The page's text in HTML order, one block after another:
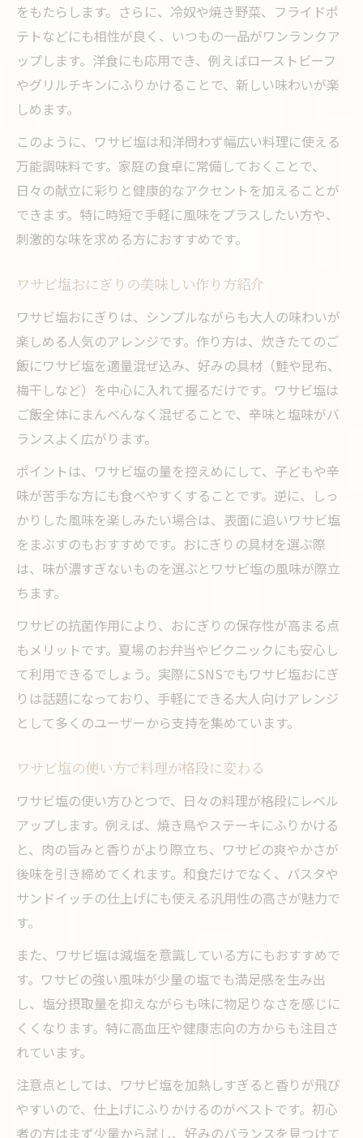
をもたらします。さらに、冷奴や焼き野菜、フライドポ
テトなどにも相性が良く、いつもの一品がワンランクア
ップします。洋食にも応用でき、例えばローストビーフ
やグリルチキンにふりかけることで、新しい味わいが楽
しめます。
このように、ワサビ塩は和洋問わず幅広い料理に使える
万能調味料です。家庭の食卓に常備しておくことで、
日々の献立に彩りと健康的なアクセントを加えることが
できます。特に時短で手軽に風味をプラスしたい方や、
刺激的な味を求める方におすすめです。
ワサビ塩おにぎりの美味しい作り方紹介
ワサビ塩おにぎりは、シンプルながらも大人の味わいが
楽しめる人気のアレンジです。作り方は、炊きたてのご
飯にワサビ塩を適量混ぜ込み、好みの具材（鮭や昆布、
梅干しなど）を中心に入れて握るだけです。ワサビ塩は
ご飯全体にまんべんなく混ぜることで、辛味と塩味がバ
ランスよく広がります。
ポイントは、ワサビ塩の量を控えめにして、子どもや辛
味が苦手な方にも食べやすくすることです。逆に、しっ
かりした風味を楽しみたい場合は、表面に追いワサビ塩
をまぶすのもおすすめです。おにぎりの具材を選ぶ際
は、味が濃すぎないものを選ぶとワサビ塩の風味が際立
ちます。
ワサビの抗菌作用により、おにぎりの保存性が高まる点
もメリットです。夏場のお弁当やピクニックにも安心し
て利用できるでしょう。実際にSNSでもワサビ塩おにぎ
りは話題になっており、手軽にできる大人向けアレンジ
として多くのユーザーから支持を集めています。
ワサビ塩の使い方で料理が格段に変わる
ワサビ塩の使い方ひとつで、日々の料理が格段にレベル
アップします。例えば、焼き鳥やステーキにふりかける
と、肉の旨みと香りがより際立ち、ワサビの爽やかさが
後味を引き締めてくれます。和食だけでなく、パスタや
サンドイッチの仕上げにも使える汎用性の高さが魅力で
す。
また、ワサビ塩は減塩を意識している方にもおすすめで
す。ワサビの強い風味が少量の塩でも満足感を生み出
し、塩分摂取量を抑えながらも味に物足りなさを感じに
くくなります。特に高血圧や健康志向の方からも注目さ
れています。
注意点としては、ワサビ塩を加熱しすぎると香りが飛び
やすいので、仕上げにふりかけるのがベストです。初心
者の方はまず少量から試し、好みのバランスを見つけて